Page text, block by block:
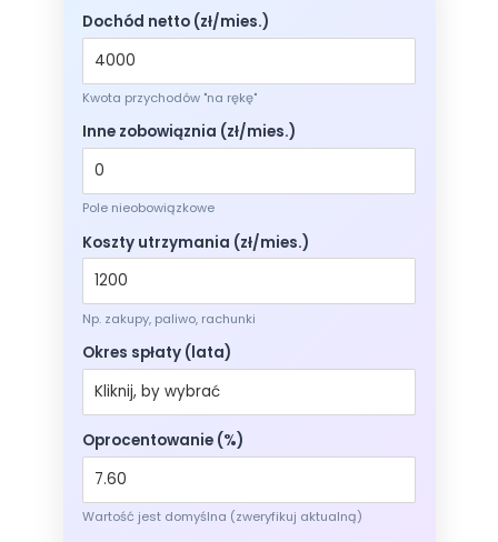
Dochód netto (zł/mies.)
Kwota przychodów "na rękę"
Inne zobowiąznia (zł/mies.)
Pole nieobowiązkowe
Koszty utrzymania (zł/mies.)
Np. zakupy, paliwo, rachunki
Okres spłaty (lata)
Oprocentowanie (%)
Wartość jest domyślna (zweryfikuj aktualną)